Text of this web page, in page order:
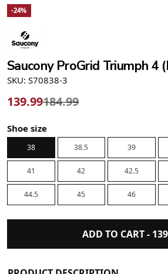
-24%
Saucony ProGrid Triumph 4
SKU: S70838-3
139.99184.99
Shoe size
38 38.5 39
41 42 42.5
44.5 45 46
ADD TO CART -